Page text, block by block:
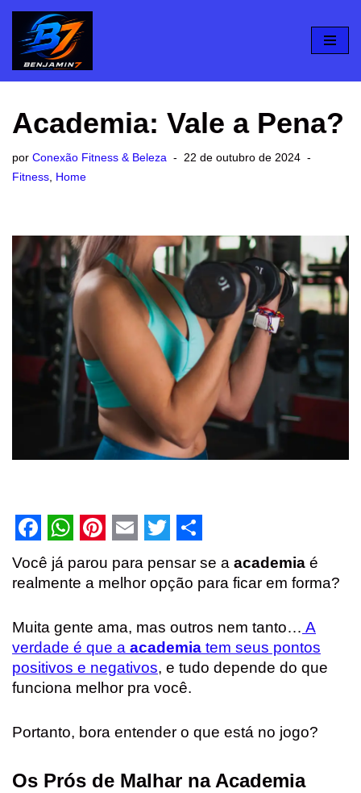
Pular
para
o
Academia: Vale a Pena?
por Conexão Fitness & Beleza
22 de outubro de 2024
Fitness Home
F
a
e
b
o
k
W
h
t
s
A
p
P
i
t
e
r
s
E
m
i
l
T
w
t
t
e
S
h
r
e
Você já parou para pensar se a academia é
realmente a melhor opção para ficar em forma?
Muita gente ama, mas outros nem tanto… A
verdade é que a academia tem seus pontos
positivos e negativos, e tudo depende do que
funciona melhor pra você.
Portanto, bora entender o que está no jogo?
Os Prós de Malhar na Academia